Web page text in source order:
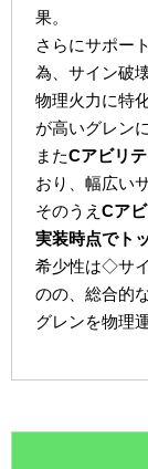
果。
さらにサポー
為、サイン破
物理火力に特
が高いグレン
またCアビリ
おり、幅広い
そのうえCア
実装時点でト
希少性は◇サ
のの、総合的
グレンを物理